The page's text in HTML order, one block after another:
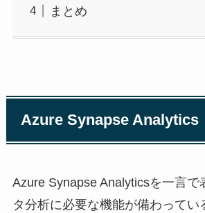
まとめ
Azure Synapse Analytics
Azure Synapse Analyticsを一言で
タ分析に必要な機能が備わってい